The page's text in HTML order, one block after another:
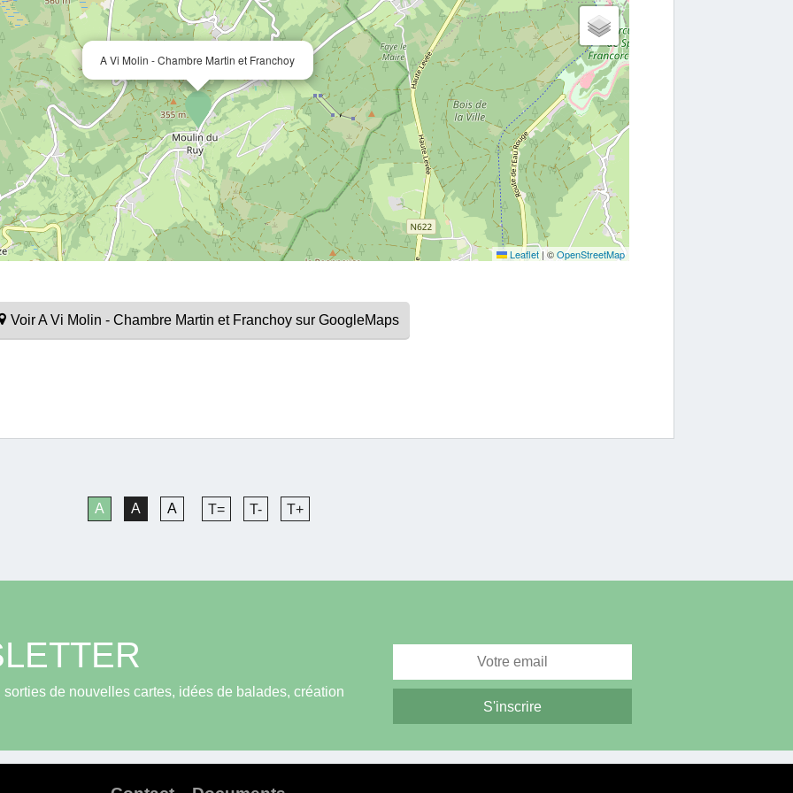
A Vi Molin - Chambre Martin et Franchoy
Leaflet| ©OpenStreetMap
Voir A Vi Molin - Chambre Martin et Franchoy sur GoogleMaps
A A A T= T- T+
de nouvelles cartes, idées de balades, création